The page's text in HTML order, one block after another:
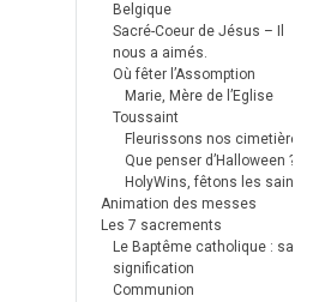
Belgique
Sacré-Coeur de Jésus – Il
nous a aimés.
Où fêter l’Assomption
Marie, Mère de l’Eglise
Toussaint
Fleurissons nos cimetières
Que penser d’Halloween ?
HolyWins, fêtons les saints !
Animation des messes
Les 7 sacrements
Le Baptême catholique : sa
signification
Communion